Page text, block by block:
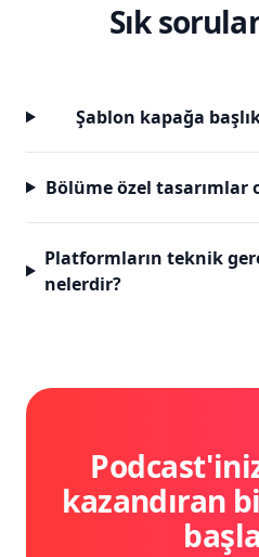
Sık
Şablon kapağa
Bölüme özel
Platformların teknik
nelerdir?
kazandıran